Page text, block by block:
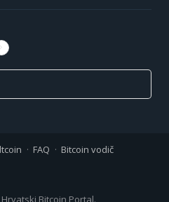
FAQ
Bitcoin vodič
Bitcoin Portal.